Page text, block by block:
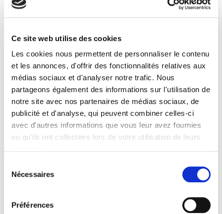
Ce site web utilise des cookies
Les cookies nous permettent de personnaliser le contenu
et les annonces, d'offrir des fonctionnalités relatives aux
médias sociaux et d'analyser notre trafic. Nous
partageons également des informations sur l'utilisation de
notre site avec nos partenaires de médias sociaux, de
publicité et d'analyse, qui peuvent combiner celles-ci
avec d'autres informations que vous leur avez fournies
ou qu'ils ont collectées lors de votre utilisation de leurs
Nécessaires
Préférences
siècles)